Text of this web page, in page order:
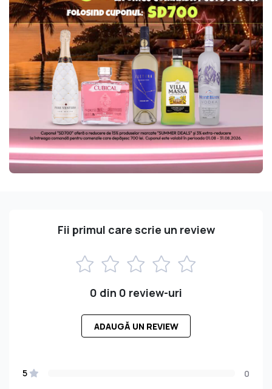
Fii primul care scrie un review
0 din 0 review-uri
ADAUGĂ UN REVIEW
5
0